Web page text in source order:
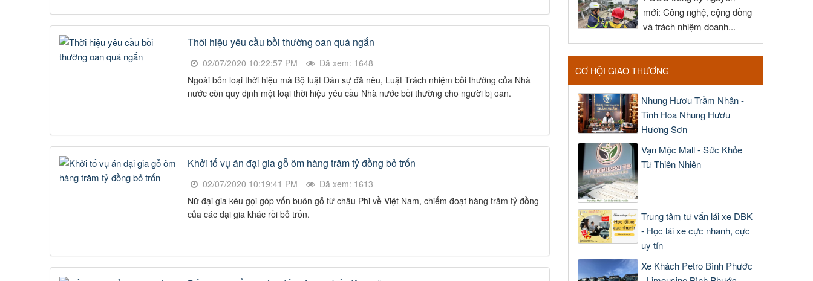
Thời hiệu yêu cầu bồi thường oan quá ngắn
02/07/2020 10:22:57 PM
Đã xem: 1648
Ngoài bốn loại thời hiệu mà Bộ luật Dân sự đã nêu, Luật Trách nhiệm bồi thường của Nhà
nước còn quy định một loại thời hiệu yêu cầu Nhà nước bồi thường cho người bị oan.
Khởi tố vụ án đại gia gỗ ôm hàng trăm tỷ đồng bỏ trốn
02/07/2020 10:19:41 PM
Đã xem: 1613
Nữ đại gia kêu gọi góp vốn buôn gỗ từ châu Phi về Việt Nam, chiếm đoạt hàng trăm tỷ đồng
của các đại gia khác rồi bỏ trốn.
mới: Công nghệ, cộng đồng
và trách nhiệm doanh...
CƠ HỘI GIAO THƯƠNG
Nhung Hươu Trầm Nhân -
Tinh Hoa Nhung Hươu
Hương Sơn
Vạn Mộc Mall - Sức Khỏe
Từ Thiên Nhiên
Trung tâm tư vấn lái xe DBK
- Học lái xe cực nhanh, cực
uy tín
Xe Khách Petro Bình Phước